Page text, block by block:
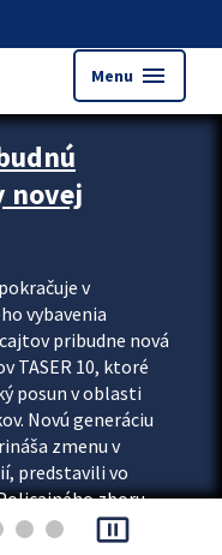
Menu menu
novej
v
vybavenia
pribudne nová
TASER 10, ktoré
posun v oblasti
Novú generáciu
zmenu v
predstavili vo
zboru
pause_presentation